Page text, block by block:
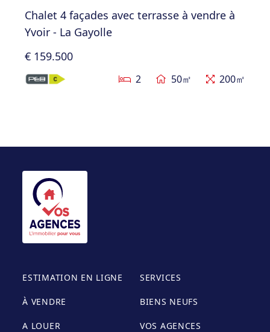
Chalet 4 façades avec terrasse à vendre à
Yvoir - La Gayolle
€ 159.500
2 50㎡ 200㎡
ESTIMATION EN LIGNE SERVICES
À VENDRE BIENS NEUFS
A LOUER VOS AGENCES